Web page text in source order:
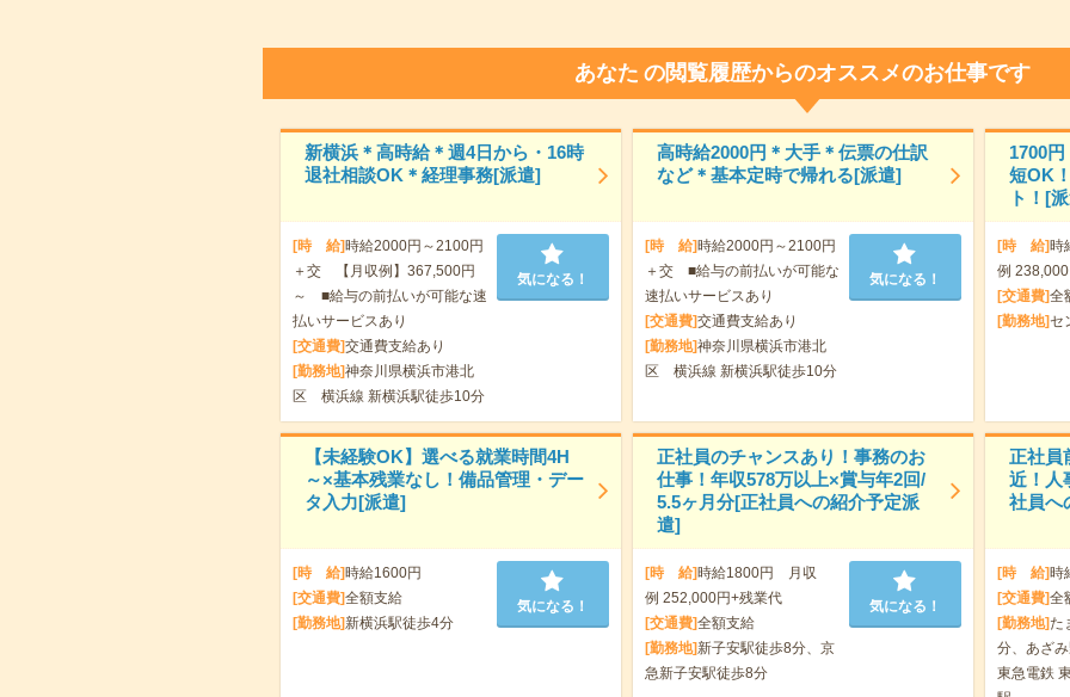
あなた の閲覧履歴からのオススメのお仕事です
新横浜＊高時給＊週4日から・16時
退社相談OK＊経理事務[派遣]
[時 給]時給2000円～2100円
＋交 【月収例】367,500円
～ ■給与の前払いが可能な速
払いサービスあり
[交通費]交通費支給あり
[勤務地]神奈川県横浜市港北
区 横浜線 新横浜駅徒歩10分
気になる！
高時給2000円＊大手＊伝票の仕訳
など＊基本定時で帰れる[派遣]
[時 給]時給2000円～2100円
＋交 ■給与の前払いが可能な
速払いサービスあり
[交通費]交通費支給あり
[勤務地]神奈川県横浜市港北
区 横浜線 新横浜駅徒歩10分
気になる！
1700
短OK
ト！[
[時 給]時
例
[交通費]全
[勤務地]セ
【未経験OK】選べる就業時間4H
～×基本残業なし！備品管理・デー
タ入力[派遣]
[時 給]時給1600円
[交通費]全額支給
[勤務地]新横浜駅徒歩4分
気になる！
正社員のチャンスあり！事務のお
仕事！年収578万以上×賞与年2回/
5.5ヶ月分[正社員への紹介予定派
遣]
[時 給]時給1800円 月収
例 252,000円+残業代
[交通費]全額支給
[勤務地]新子安駅徒歩8分、京
急新子安駅徒歩8分
気になる！
正社員
近！人
社員へ
[時 給]時
[交通費]全
[勤務地]た
分、あざ
東急電鉄